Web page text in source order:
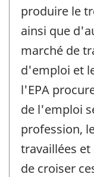
produire le
ainsi que
marché de
d'emploi et
l'EPA
de l'emploi
profession,
travaillées
de croiser